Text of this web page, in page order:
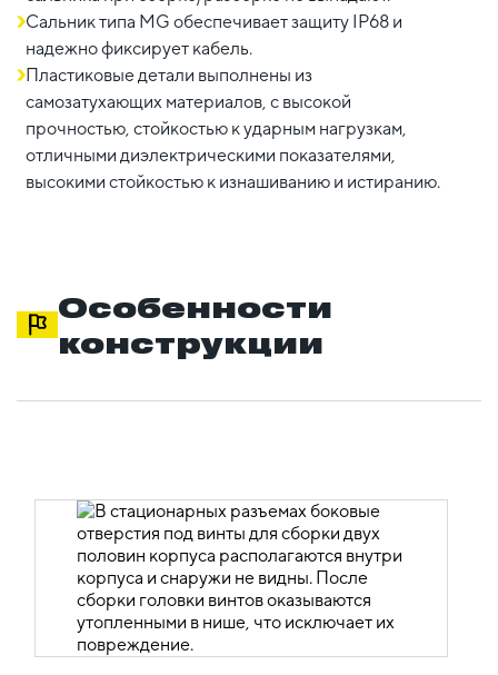
Сальник типа MG обеспечивает защиту IP68 и
надежно фиксирует кабель.
Пластиковые детали выполнены из
самозатухающих материалов, с высокой
прочностью, стойкостью к ударным нагрузкам,
отличными диэлектрическими показателями,
высокими стойкостью к изнашиванию и истиранию.
Особенности
конструкции